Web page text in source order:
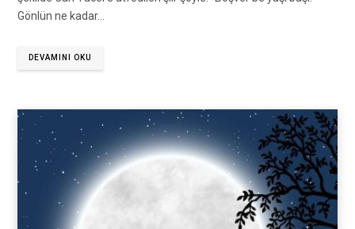
Gönlün ne kadar…
DEVAMINI OKU